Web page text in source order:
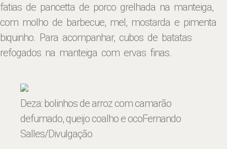
fatias de pancetta de porco grelhada na manteiga,
com molho de barbecue, mel, mostarda e pimenta
biquinho. Para acompanhar, cubos de batatas
refogados na manteiga com ervas finas.
Deza: bolinhos de arroz com camarão
defumado, queijo coalho e ocoFernando
Salles/Divulgação